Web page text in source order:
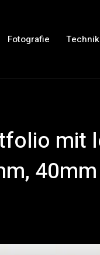
Fotografie Technik
mit